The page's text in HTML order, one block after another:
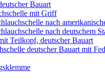
Bauart
mit Griff
nach
nach deutschem
Teilkopf, deutscher Bauart
deutscher Bauart mit